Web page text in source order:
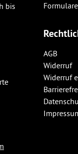
bis
Formulare
AGB
Widerruf
Widerruf